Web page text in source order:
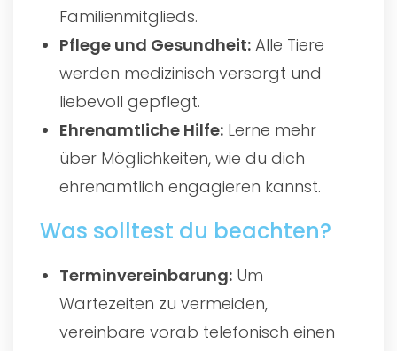
Familienmitglieds.
Pflege und Gesundheit: Alle Tiere
werden medizinisch versorgt und
liebevoll gepflegt.
Ehrenamtliche Hilfe: Lerne mehr
über Möglichkeiten, wie du dich
ehrenamtlich engagieren kannst.
Was solltest du beachten?
Terminvereinbarung: Um
Wartezeiten zu vermeiden,
vereinbare vorab telefonisch einen